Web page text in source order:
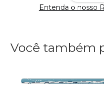
Entenda o nosso
Você também